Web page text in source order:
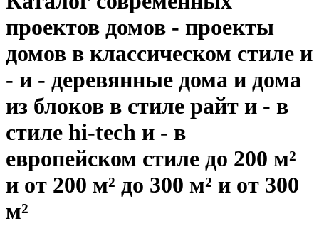
проектов домов - проекты
домов в классическом стиле и
- и - деревянные дома и дома
из блоков в стиле райт и - в
стиле hi-tech и - в
европейском стиле до 200 м²
и от 200 м² до 300 м² и от 300
м²